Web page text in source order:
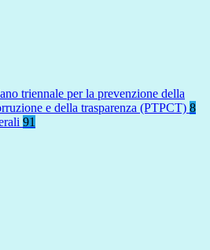
triennale per la prevenzione della
e della trasparenza (PTPCT) 8
91